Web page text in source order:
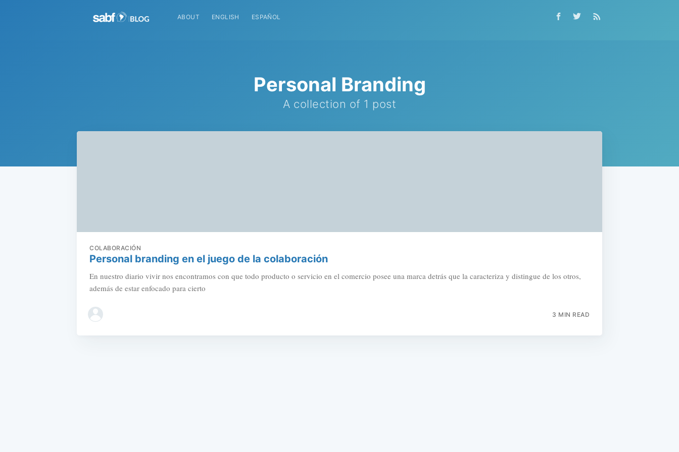
ABOUT ENGLISH ESPAÑOL
Personal Branding
A collection of 1 post
COLABORACIÓN
Personal branding en el juego de la colaboración
En nuestro diario vivir nos encontramos con que todo producto o servicio en el comercio posee una marca detrás que la caracteriza y distingue de los otros,
además de estar enfocado para cierto
3 MIN READ